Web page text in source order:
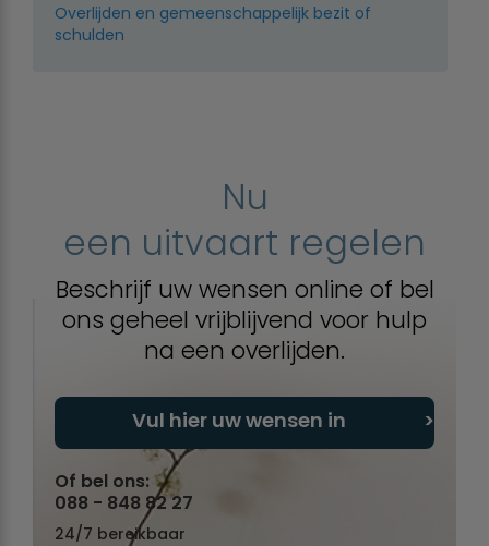
Overlijden en gemeenschappelijk bezit of
schulden
Nu
een uitvaart regelen
Beschrijf uw wensen online of bel
ons geheel vrijblijvend voor hulp
na een overlijden.
Vul hier uw wensen in
Of bel ons:
088 - 848 82 27
24/7 bereikbaar